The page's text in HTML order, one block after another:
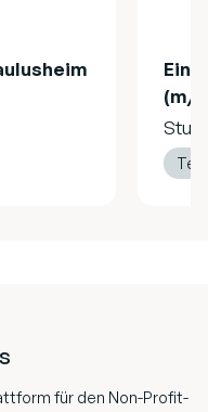
(m/
für den Non-Profit-